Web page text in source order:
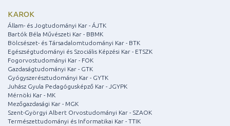
KAROK
Állam- és Jogtudományi Kar - ÁJTK
Bartók Béla Művészeti Kar - BBMK
Bölcsészet- és Társadalomtudományi Kar - BTK
Egészségtudományi és Szociális Képzési Kar - ETSZK
Fogorvostudományi Kar - FOK
Gazdaságtudományi Kar - GTK
Gyógyszerésztudományi Kar - GYTK
Juhász Gyula Pedagógusképző Kar - JGYPK
Mérnöki Kar - MK
Mezőgazdasági Kar - MGK
Szent-Györgyi Albert Orvostudományi Kar - SZAOK
Természettudományi és Informatikai Kar - TTIK